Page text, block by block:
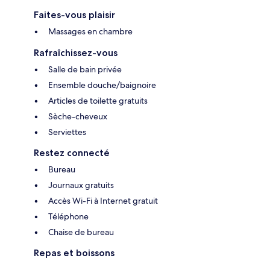
Faites-vous plaisir
Massages en chambre
Rafraîchissez-vous
Salle de bain privée
Ensemble douche/baignoire
Articles de toilette gratuits
Sèche-cheveux
Serviettes
Restez connecté
Bureau
Journaux gratuits
Accès Wi-Fi à Internet gratuit
Téléphone
Chaise de bureau
Repas et boissons